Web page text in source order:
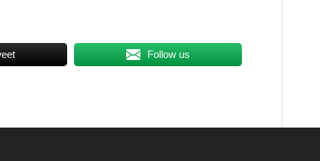
Follow us